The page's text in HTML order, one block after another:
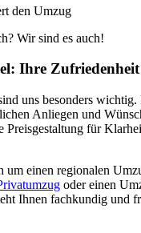
den Umzug
Wir sind es auch!
Ihre Zufriedenheit
uns besonders
Anliegen und
Preisgestaltung für
um einen regionalen
oder einen
Ihnen fachkundig und